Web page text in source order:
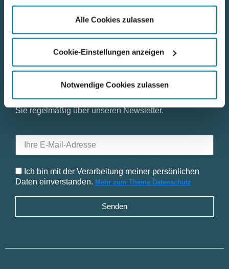
gesammelt haben.
Alle Cookies zulassen
Cookie-Einstellungen anzeigen
Notwendige Cookies zulassen
Bleiben Sie mit uns in Kontakt
Informationen rund um die Nordkurier Mediengruppe
und ihre neuesten Angebote und Produkte erhalten
Sie regelmäßig über unseren Newsletter.
Ich bin mit der Verarbeitung meiner persönlichen
Daten einverstanden. Mehr zum Thema Datenschutz
Senden